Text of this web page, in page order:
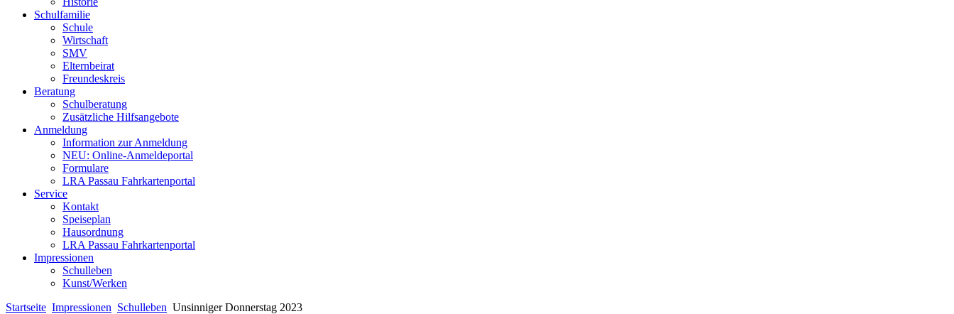
Schulfamilie
Schule
Wirtschaft
SMV
Elternbeirat
Freundeskreis
Beratung
Schulberatung
Zusätzliche Hilfsangebote
Anmeldung
Information zur Anmeldung
NEU: Online-Anmeldeportal
Formulare
LRA Passau Fahrkartenportal
Service
Kontakt
Speiseplan
Hausordnung
LRA Passau Fahrkartenportal
Impressionen
Schulleben
Kunst/Werken
Startseite Impressionen Schulleben Unsinniger Donnerstag 2023